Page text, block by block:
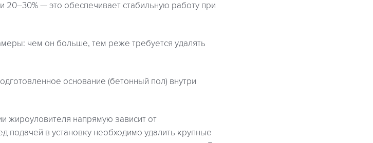
20–30% — это обеспечивает стабильную работу при
чем он больше, тем реже требуется удалять
основание (бетонный пол) внутри
жироуловителя напрямую зависит от
подачей в установку необходимо удалить крупные